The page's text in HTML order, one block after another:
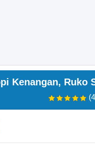
Kenangan, Ruko